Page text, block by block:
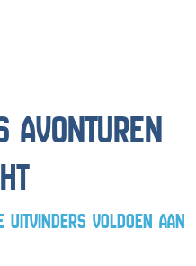
AVONTUREN
UITVINDERS VOLDOEN AAN